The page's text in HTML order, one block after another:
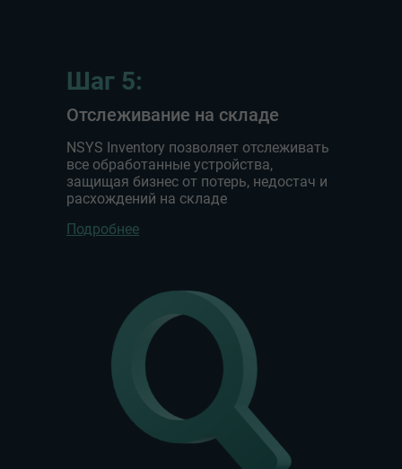
Шаг 5:
Отслеживание на складе
NSYS Inventory позволяет отслеживать
все обработанные устройства,
защищая бизнес от потерь, недостач и
расхождений на складе
Подробнее